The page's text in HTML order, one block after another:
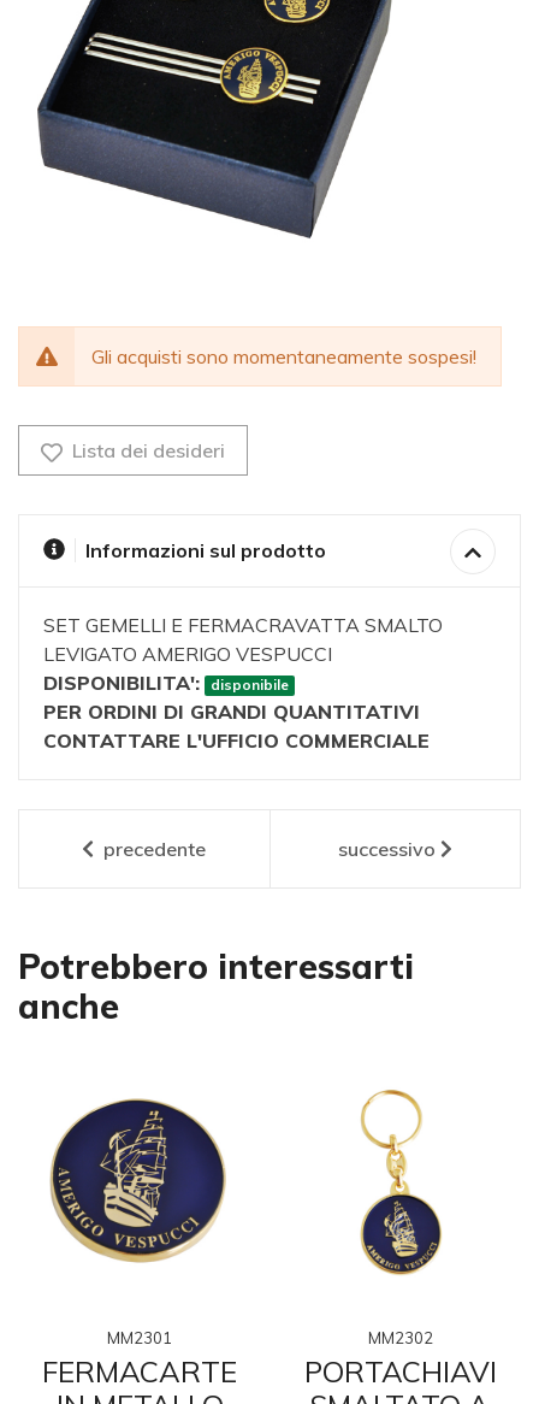
Gli acquisti sono momentaneamente sospesi!
Lista dei desideri
Informazioni sul prodotto
SET GEMELLI E FERMACRAVATTA SMALTO
LEVIGATO AMERIGO VESPUCCI
DISPONIBILITA':
disponibile
PER ORDINI DI GRANDI QUANTITATIVI
CONTATTARE L'UFFICIO COMMERCIALE
precedente successivo
Potrebbero interessarti
anche
MM2301
FERMACARTE
MM2302
PORTACHIAVI